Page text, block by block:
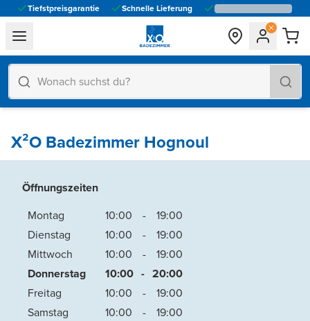
Tiefstpreisgarantie Schnelle Lieferung
general.navigation.toggle_menu.label
X²O Badezimmer Hognoul
Öffnungszeiten
Montag
10:00 -
19:00
Dienstag
10:00 -
19:00
Mittwoch
10:00 -
19:00
Donnerstag
10:00 - 20:00
Freitag
10:00 -
19:00
Samstag
10:00 -
19:00